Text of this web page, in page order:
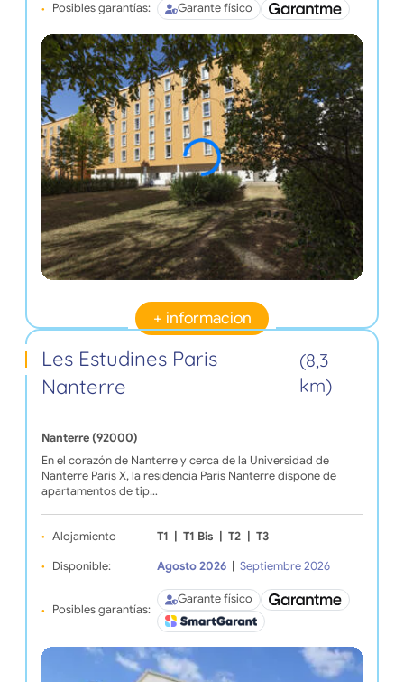
Posibles garantías: Garante físico
+ informacion
Les Estudines Paris
Nanterre
(8,3
km)
Nanterre (92000)
En el corazón de Nanterre y cerca de la Universidad de
Nanterre Paris X, la residencia Paris Nanterre dispone de
apartamentos de tip…
Alojamiento T1 T1 Bis T2 T3
Disponible: Agosto 2026 Septiembre 2026
Posibles garantías:
Garante físico